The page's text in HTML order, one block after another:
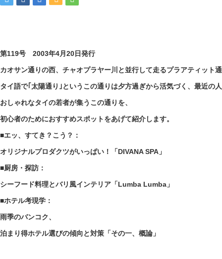
第119号 2003年4月20日発行
カオサン通りの西、チャオプラヤー川と並行して走るプラアティット
タイ語で｢太陽通り｣というこの通りは夕方過ぎから活気づく、最近の
おしゃれなタイの若者が集うこの通りを、
初心者のためにおすすめスポットをあげて紹介します。
■エッ、すてき？こう？：
オリジナルプロダクツがいっぱい！「DIVANA SPA」
■厨房・探訪：
シーフード料理とバリ風インテリア「Lumba Lumba」
■ホテル考現学：
雨季のバンコク、
泊まり得ホテル選びの傾向と対策「その一、概論」